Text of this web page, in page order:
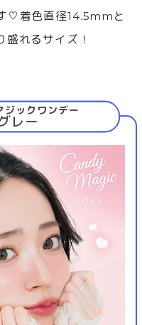
♡着色直径14.5mmと
れるサイズ！
ジックワンデー
レー